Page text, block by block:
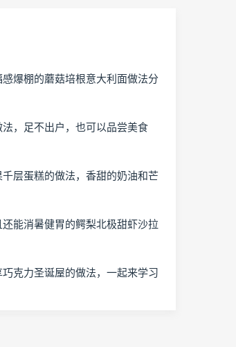
爆棚的蘑菇培根意大利面做法分
，足不出户，也可以品尝美食
层蛋糕的做法，香甜的奶油和芒
能消暑健胃的鳄梨北极甜虾沙拉
克力圣诞屋的做法，一起来学习